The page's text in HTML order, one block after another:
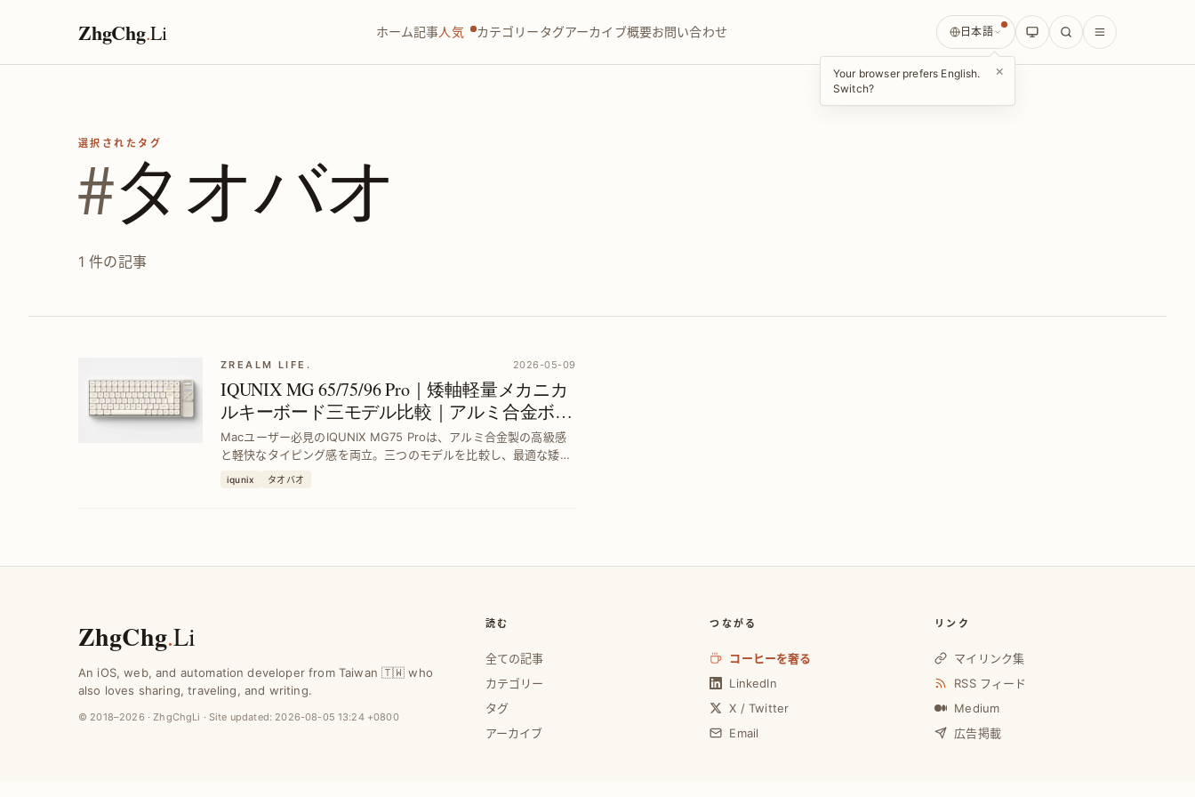
ZhgChg.Li ホーム記事人気 カテゴリータグアーカイブ概要お問い合わせ 日本語
Your browser prefers English.
Switch?
×
選択されたタグ
#タオバオ
1 件の記事
ZREALM LIFE. 2026-05-09
IQUNIX MG 65/75/96 Pro｜矮軸軽量メカニカ
ルキーボード三モデル比較｜アルミ合金ボデ
ィでMac対応
Macユーザー必見のIQUNIX MG75 Proは、アルミ合金製の高級感
と軽快なタイピング感を両立。三つのモデルを比較し、最適な矮軸
キーボード選びをサポートします。快適な操作性で作業効率アップ
を実現。
iqunix タオバオ
ZhgChg.Li
An iOS, web, and automation developer from Taiwan 🇹🇼 who
also loves sharing, traveling, and writing.
© 2018–2026 · ZhgChgLi · Site updated: 2026-08-05 13:24 +0800
読む
全ての記事
カテゴリー
タグ
アーカイブ
つながる
コーヒーを奢る
LinkedIn
X / Twitter
Email
リンク
マイリンク集
RSS フィード
Medium
広告掲載